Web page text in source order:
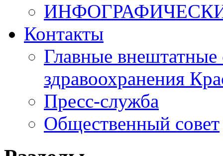
Контакты
Главные внештатные
здравоохранения
Пресс-служба
Общественный совет